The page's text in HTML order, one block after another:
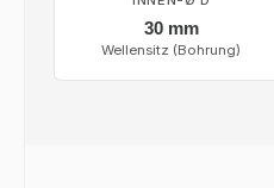
30 mm
Wellensitz (Bohrung)